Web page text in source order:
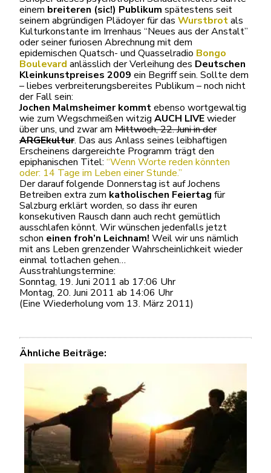
einem breiteren (sic!) Publikum spätestens seit
seinem abgründigen Plädoyer für das Wurstbrotals
Kulturkonstante im Irrenhaus “Neues aus der Anstalt”
oder seiner furiosen Abrechnung mit dem
epidemischen Quatsch- und Quasselradio Bongo
Boulevard anlässlich der Verleihung des Deutschen
Kleinkunstpreises 2009 ein Begriff sein. Sollte dem
– liebes verbreiterungsbereites Publikum – noch nicht
der Fall sein:
Jochen Malmsheimer kommtebenso wortgewaltig
wie zum Wegschmeißen witzig AUCH LIVEwieder
über uns, und zwar am Mittwoch, 22. Juni in der
ARGEkultur. Das aus Anlass seines leibhaftigen
Erscheinens dargereichte Programm trägt den
epiphanischen Titel: “Wenn Worte reden könnten
oder: 14 Tage im Leben einer Stunde.”
Der darauf folgende Donnerstag ist auf Jochens
Betreiben extra zum katholischen Feiertag für
Salzburg erklärt worden, so dass ihr euren
konsekutiven Rausch dann auch recht gemütlich
ausschlafen könnt. Wir wünschen jedenfalls jetzt
schon einen froh’n Leichnam! Weil wir uns nämlich
mit ans Leben grenzender Wahrscheinlichkeit wieder
einmal totlachen gehen…
Ausstrahlungstermine:
Sonntag, 19. Juni 2011 ab 17:06 Uhr
Montag, 20. Juni 2011 ab 14:06 Uhr
(Eine Wiederholung vom 13. März 2011)
Ähnliche Beiträge: